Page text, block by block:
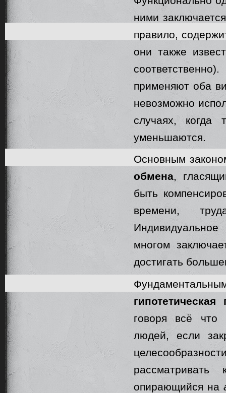
ними
правило,
они также
применяют оба
невозможно
случаях, когда
уменьшаются.
Основным
обмена,
быть
времени,
многом
достигать
говоря всё что
людей, если
опирающийся на